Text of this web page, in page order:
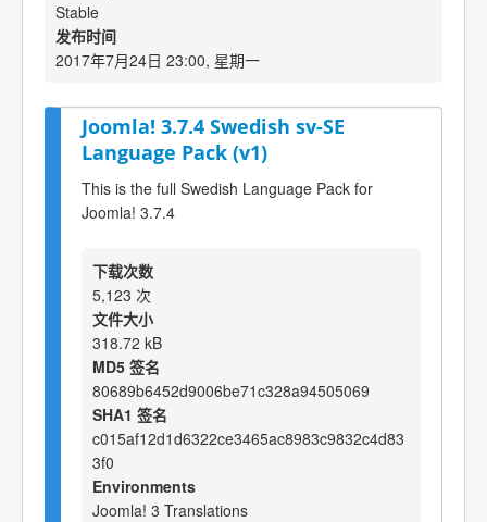
Stable
发布时间
2017年7月24日 23:00, 星期一
Joomla! 3.7.4 Swedish sv-SE
Language Pack (v1)
This is the full Swedish Language Pack for
Joomla! 3.7.4
下载次数
5,123 次
文件大小
318.72 kB
MD5 签名
80689b6452d9006be71c328a94505069
SHA1 签名
c015af12d1d6322ce3465ac8983c9832c4d83
3f0
Environments
Joomla! 3 Translations